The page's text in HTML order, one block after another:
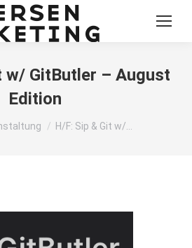
w/ GitButler – August
Edition
hier: H/F: Sip & Git w/…